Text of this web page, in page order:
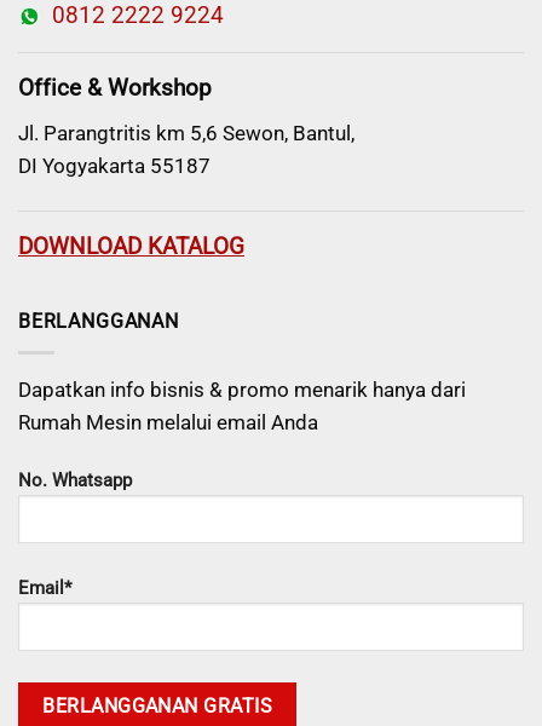
0812 2222 9224
Office & Workshop
Jl. Parangtritis km 5,6 Sewon, Bantul,
DI Yogyakarta 55187
DOWNLOAD KATALOG
BERLANGGANAN
Dapatkan info bisnis & promo menarik hanya dari
Rumah Mesin melalui email Anda
No. Whatsapp
Email*